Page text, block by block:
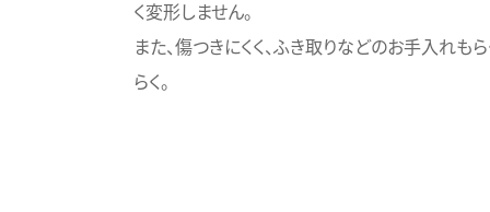
く変形しません。
また、傷つきにくく、ふき取りなどのお手入れもら
らく。